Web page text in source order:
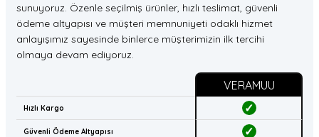
sunuyoruz. Özenle seçilmiş ürünler, hızlı teslimat, güvenli
ödeme altyapısı ve müşteri memnuniyeti odaklı hizmet
anlayışımız sayesinde binlerce müşterimizin ilk tercihi
olmaya devam ediyoruz.
VERAMUU
Hızlı Kargo ✓
Güvenli Ödeme Altyapısı ✓